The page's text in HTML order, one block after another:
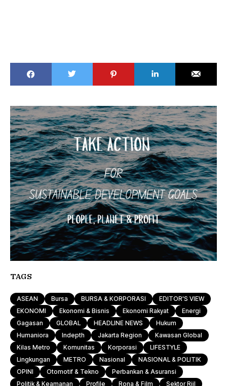
TAGS
ASEAN Bursa BURSA & KORPORASI
EDITOR'S VIEW
EKONOMI
Ekonomi & Bisnis Ekonomi Rakyat
Energi
Gagasan
GLOBAL HEADLINE NEWS
Hukum
Humaniora
Indepth Jakarta Region
Kawasan Global
Kilas Metro
Komunitas Korporasi
LIFESTYLE
Lingkungan
METRO Nasional
NASIONAL & POLITIK
OPINI
Otomotif & Tekno
Perbankan & Asuransi
Politik & Keamanan
Profile Rona & Film
Sektor Riil